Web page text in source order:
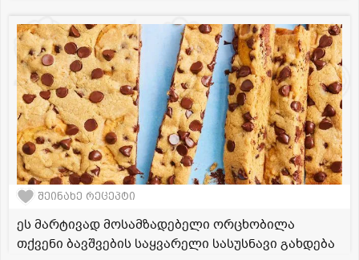
შეინახე რეცეპტი
ეს მარტივად მოსამზადებელი ორცხობილა
თქვენი ბავშვების საყვარელი სასუსნავი გახდება